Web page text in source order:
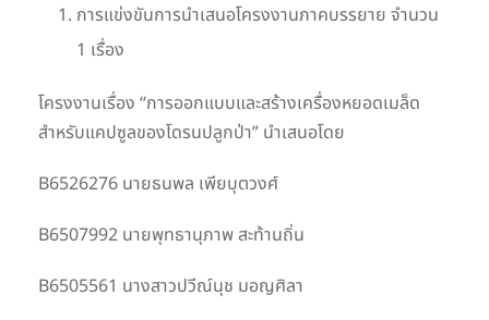
การแข่งขันการนำเสนอโครงงานภาคบรรยาย จำนวน
1 เรื่อง
โครงงานเรื่อง “การออกแบบและสร้างเครื่องหยอดเมล็ด
สำหรับแคปซูลของโดรนปลูกป่า” นำเสนอโดย
B6526276 นายธนพล เพียบุตวงศ์
B6507992 นายพุทธานุภาพ สะท้านถิ่น
B6505561 นางสาวปวีณ์นุช มอญศิลา